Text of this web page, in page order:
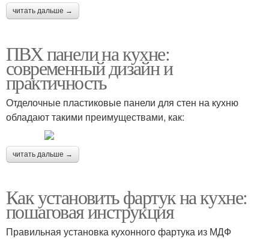
читать дальше →
ПВХ панели на кухне:
современный дизайн и
практичность
Отделочные пластиковые панели для стен на кухню
обладают такими преимуществами, как:
читать дальше →
Как установить фартук на кухне:
пошаговая инструкция
Правильная установка кухонного фартука из МДФ